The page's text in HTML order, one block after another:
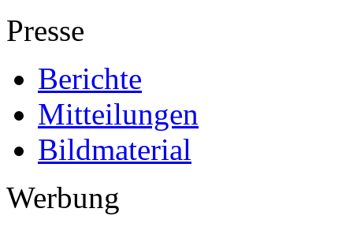
Presse
Berichte
Mitteilungen
Bildmaterial
Werbung